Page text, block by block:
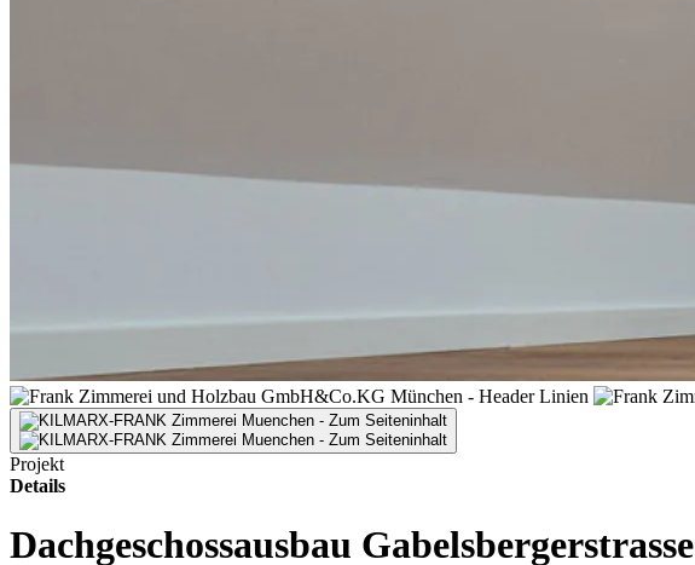
Projekt
Details
Dachgeschossausbau Gabelsbergerstrasse